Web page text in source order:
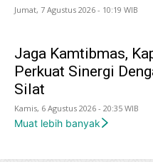
Jumat, 7 Agustus 2026 - 10:19 WIB
Jaga Kamtibmas,
Perkuat Sinergi
Silat
Kamis, 6 Agustus 2026 - 20:35 WIB
Muat lebih banyak